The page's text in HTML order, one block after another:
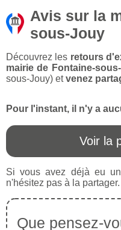
Avis sur la
sous-Jouy
Découvrez les retours
mairie de Fontaine-
sous-Jouy) etvenez
Pour l'instant, il n'y a
Voir la
Si vous avez déjà eu
n'hésitez pas à la partager.
Que pensez-